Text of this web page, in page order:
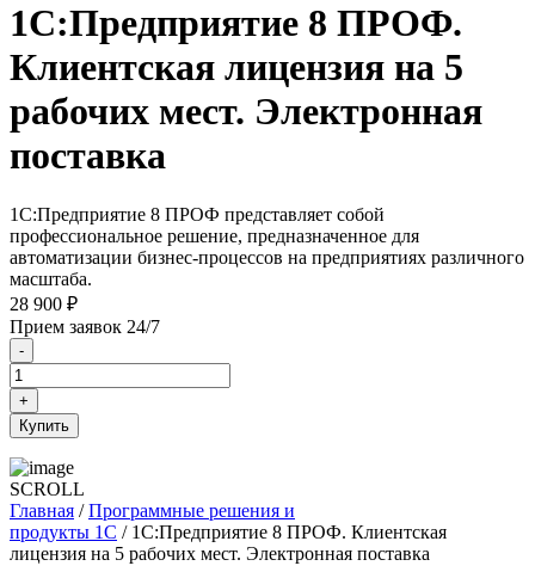
1С:Предприятие 8 ПРОФ.
Клиентская лицензия на 5
рабочих мест. Электронная
поставка
1С:Предприятие 8 ПРОФ представляет собой
профессиональное решение, предназначенное для
автоматизации бизнес-процессов на предприятиях различного
масштаба.
28 900 ₽
Прием заявок 24/7
-
+
Купить
SCROLL
Главная /Программные решения и
продукты 1C / 1С:Предприятие 8 ПРОФ. Клиентская
лицензия на 5 рабочих мест. Электронная поставка